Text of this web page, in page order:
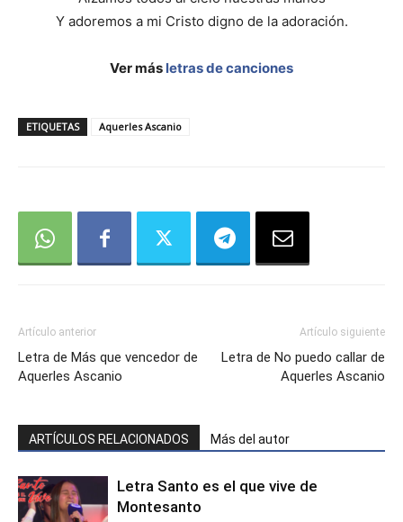
Y adoremos a mi Cristo digno de la adoración.
Ver más letras de canciones
ETIQUETAS Aquerles Ascanio
Artículo anterior
Letra de Más que vencedor de
Aquerles Ascanio
Artículo siguiente
Letra de No puedo callar de
Aquerles Ascanio
ARTÍCULOS RELACIONADOS Más del autor
Letra Santo es el que vive de
Montesanto